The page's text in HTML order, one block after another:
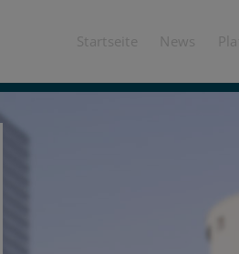
Startseite News